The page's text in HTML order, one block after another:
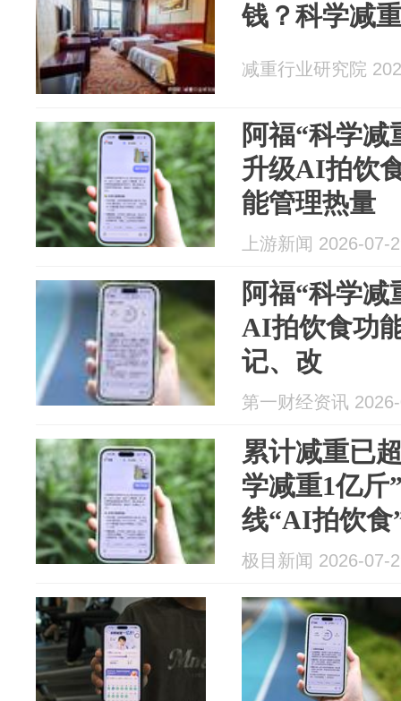
钱？科学减
减重行业研究院
阿福“科学减
升级AI拍饮
能管理热量
上游新闻 2026-07-
阿福“科学
AI拍饮食功
记、改
第一财经资讯
累计减重已
学减重1亿斤
线“AI拍饮食
极目新闻 2026-07-